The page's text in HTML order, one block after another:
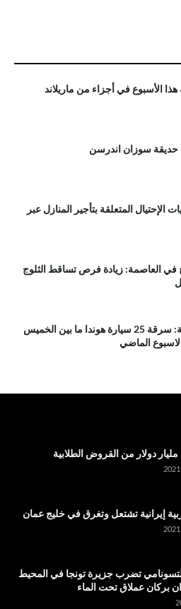
الأسبوع في أجزاء من ماريلاند
حديقة سوزان اندرسن
الإحتيال المتعلقة بتأجير المنازل عبر
في العاصمة: زيادة فرص تساقط الثلوج
تقرير الشرطة: سرقة 25 سيارة هوندا ما بين الخميس
الماضي
دولار من القروض الطلابية
إيرانية تشتعل وتغرق في خليج عمان
تضرب جزيرة تونجا في المحيط
بركان عملاق تحت الماء